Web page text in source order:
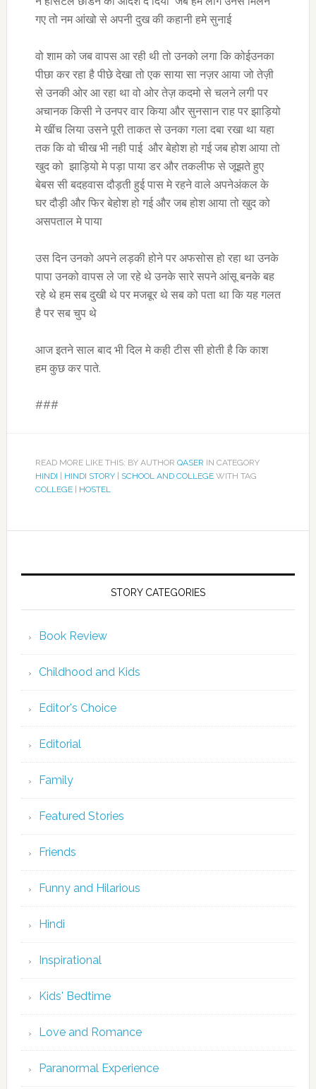
गए तो नम आंखो से अपनी दुख की कहानी हमे सुनाई
वो शाम को जब वापस आ रही थी तो उनको लगा कि कोईउनका
पीछा कर रहा है पीछे देखा तो एक साया सा नज़र आया जो तेज़ी
से उनकी ओर आ रहा था वो ओर तेज़ कदमो से चलने लगी पर
अचानक किसी ने उनपर वार किया और सुनसान राह पर झाड़ियो
मे खींच लिया उसने पूरी ताकत से उनका गला दबा रखा था यहा
तक कि वो चीख भी नही पाई और बेहोश हो गई जब होश आया तो
खुद को झाड़ियो मे पड़ा पाया डर और तकलीफ से जूझते हुए
बेबस सी बदहवास दौड़ती हुई पास मे रहने वाले अपनेअंकल के
घर दौड़ी और फिर बेहोश हो गई और जब होश आया तो खुद को
असपताल मे पाया
उस दिन उनको अपने लड़की होने पर अफसोस हो रहा था उनके
पापा उनको वापस ले जा रहे थे उनके सारे सपने आंसू बनके बह
रहे थे हम सब दुखी थे पर मजबूर थे सब को पता था कि यह गलत
है पर सब चुप थे
आज इतने साल बाद भी दिल मे कही टीस सी होती है कि काश
हम कुछ कर पाते.
###
READ MORE LIKE THIS: BY AUTHOR QASER IN CATEGORY
HINDI
HINDI STORY| SCHOOL AND COLLEGEWITH TAG
COLLEGE| HOSTEL
STORY CATEGORIES
Book Review
Childhood and Kids
Editor's Choice
Editorial
Family
Featured Stories
Friends
Funny and Hilarious
Hindi
Inspirational
Kids' Bedtime
Love and Romance
Paranormal Experience